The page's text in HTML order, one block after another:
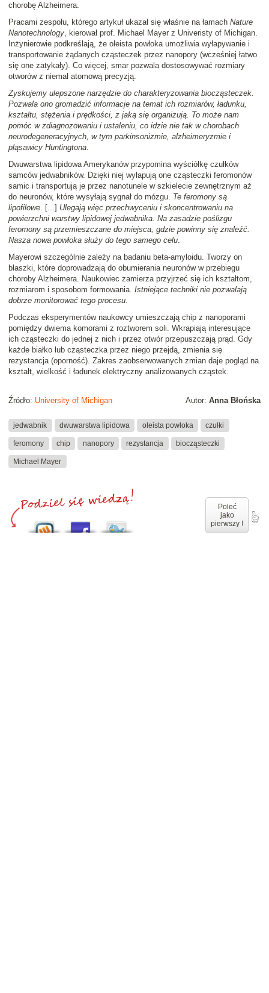
chorobę Alzheimera.
Pracami zespołu, którego artykuł ukazał się właśnie na łamach Nature
Nanotechnology, kierował prof. Michael Mayer z Univeristy of Michigan.
Inżynierowie podkreślają, że oleista powłoka umożliwia wyłapywanie i
transportowanie żądanych cząsteczek przez nanopory (wcześniej łatwo
się one zatykały). Co więcej, smar pozwala dostosowywać rozmiary
otworów z niemal atomową precyzją.
Zyskujemy ulepszone narzędzie do charakteryzowania biocząsteczek.
Pozwala ono gromadzić informacje na temat ich rozmiarów, ładunku,
kształtu, stężenia i prędkości, z jaką się organizują. To może nam
pomóc w zdiagnozowaniu i ustaleniu, co idzie nie tak w chorobach
neurodegeneracyjnych, w tym parkinsonizmie, alzheimeryzmie i
pląsawicy Huntingtona.
Dwuwarstwa lipidowa Amerykanów przypomina wyściółkę czułków
samców jedwabników. Dzięki niej wyłapują one cząsteczki feromonów
samic i transportują je przez nanotunele w szkielecie zewnętrznym aż
do neuronów, które wysyłają sygnał do mózgu. Te feromony są
lipofilowe. [...] Ulegają więc przechwyceniu i skoncentrowaniu na
powierzchni warstwy lipidowej jedwabnika. Na zasadzie poślizgu
feromony są przemieszczane do miejsca, gdzie powinny się znaleźć.
Nasza nowa powłoka służy do tego samego celu.
Mayerowi szczególnie zależy na badaniu beta-amyloidu. Tworzy on
blaszki, które doprowadzają do obumierania neuronów w przebiegu
choroby Alzheimera. Naukowiec zamierza przyjrzeć się ich kształtom,
rozmiarom i sposobom formowania. Istniejące techniki nie pozwalają
dobrze monitorować tego procesu.
Podczas eksperymentów naukowcy umieszczają chip z nanoporami
pomiędzy dwiema komorami z roztworem soli. Wkrapiają interesujące
ich cząsteczki do jednej z nich i przez otwór przepuszczają prąd. Gdy
każde białko lub cząsteczka przez niego przejdą, zmienia się
rezystancja (oporność). Zakres zaobserwowanych zmian daje pogląd na
kształt, wielkość i ładunek elektryczny analizowanych cząstek.
Autor: Anna Błońska
Źródło: University of Michigan
jedwabnik dwuwarstwa lipidowa oleista powłoka czułki
feromony chip nanopory rezystancja biocząsteczki
Michael Mayer
Poleć
jako
pierwszy !